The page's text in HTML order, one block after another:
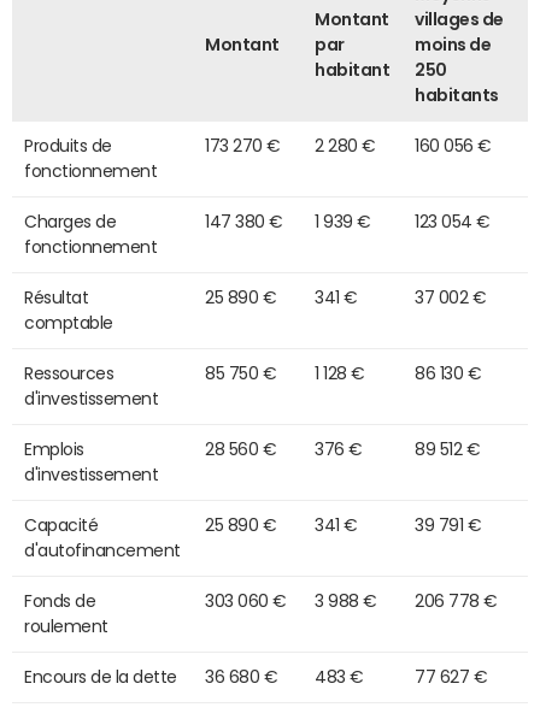
Montant
Montant
par
habitant
villages de
moins de
250
habitants
Produits de
fonctionnement
173 270 € 2 280 € 160 056 €
Charges de
fonctionnement
147 380 € 1 939 € 123 054 €
Résultat
comptable
25 890 € 341 € 37 002 €
Ressources
d'investissement
85 750 € 1 128 € 86 130 €
Emplois
d'investissement
28 560 € 376 € 89 512 €
Capacité
d'autofinancement
25 890 € 341 € 39 791 €
Fonds de
roulement
303 060 € 3 988 € 206 778 €
Encours de la dette 36 680 € 483 € 77 627 €